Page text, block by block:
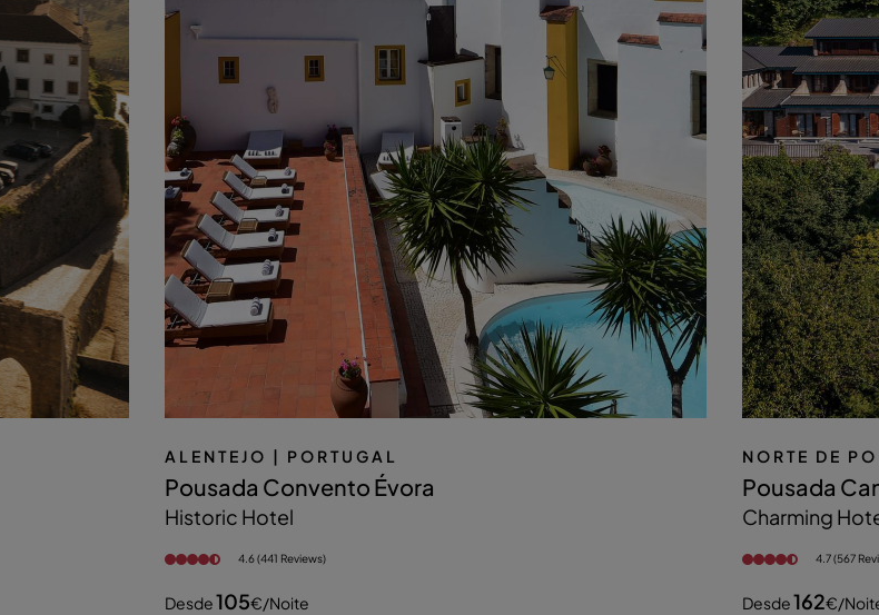
ALENTEJO | PORTUGAL
Pousada Convento Évora
Historic Hotel
4.6 (441 Reviews)
Desde105€/noite
NORTE DE
Pousada
Charming
4.7 (567
Desde162€/